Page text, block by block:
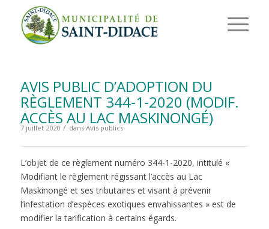
AVIS PUBLIC D’ADOPTION DU
RÈGLEMENT 344-1-2020 (MODIF.
ACCÈS AU LAC MASKINONGÉ)
7 juillet 2020 / dans Avis publics
L’objet de ce règlement numéro 344-1-2020, intitulé «
Modifiant le règlement régissant l’accès au Lac
Maskinongé et ses tributaires et visant à prévenir
l’infestation d’espèces exotiques envahissantes » est de
modifier la tarification à certains égards.